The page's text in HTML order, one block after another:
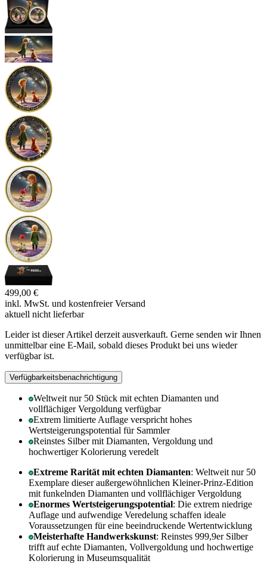
499,00 €
inkl. MwSt. und kostenfreier Versand
aktuell nicht lieferbar
Leider ist dieser Artikel derzeit ausverkauft. Gerne senden wir Ihnen
unmittelbar eine E-Mail, sobald dieses Produkt bei uns wieder
verfügbar ist.
Verfügbarkeitsbenachrichtigung
Weltweit nur 50 Stück mit echten Diamanten und
vollflächiger Vergoldung verfügbar
Extrem limitierte Auflage verspricht hohes
Wertsteigerungspotential für Sammler
Reinstes Silber mit Diamanten, Vergoldung und
hochwertiger Kolorierung veredelt
Extreme Rarität mit echten Diamanten: Weltweit nur 50
Exemplare dieser außergewöhnlichen Kleiner-Prinz-Edition
mit funkelnden Diamanten und vollflächiger Vergoldung
Enormes Wertsteigerungspotential: Die extrem niedrige
Auflage und aufwendige Veredelung schaffen ideale
Voraussetzungen für eine beeindruckende Wertentwicklung
Meisterhafte Handwerkskunst: Reinstes 999,9er Silber
trifft auf echte Diamanten, Vollvergoldung und hochwertige
Kolorierung in Museumsqualität